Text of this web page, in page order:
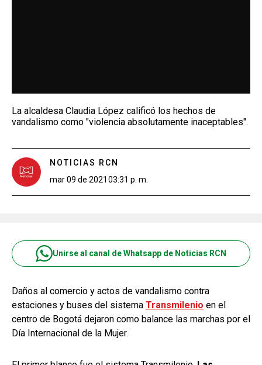
La alcaldesa Claudia López calificó los hechos de
vandalismo como "violencia absolutamente inaceptables".
NOTICIAS RCN
mar 09 de 2021 03:31 p. m.
Unirse al canal de Whatsapp de Noticias RCN
Daños al comercio y actos de vandalismo contra
estaciones y buses del sistema Transmilenio en el
centro de Bogotá dejaron como balance las marchas por el
Día Internacional de la Mujer.